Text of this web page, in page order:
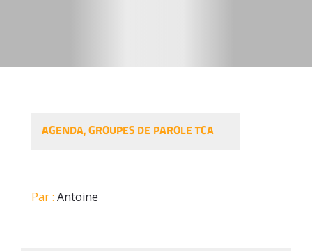
AGENDA, GROUPES DE PAROLE TCA
Par : Antoine